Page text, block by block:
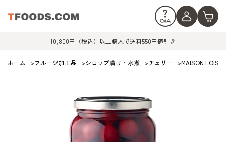
10,800円（税込）以上購入で送料550円値引き
ホーム >フルーツ加工品 >シロップ漬け・水煮 >チェリー >MAISON